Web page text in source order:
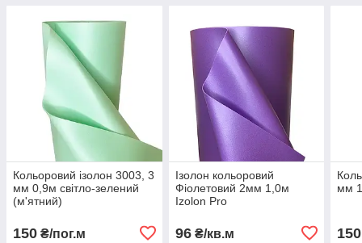
Кольоровий ізолон 3003, 3
мм 0,9м світло-зелений
(м'ятний)
150 ₴/пог.м
Ізолон кольоровий
Фіолетовий 2мм 1,0м
Izolon Pro
96₴/кв.м
мм
150